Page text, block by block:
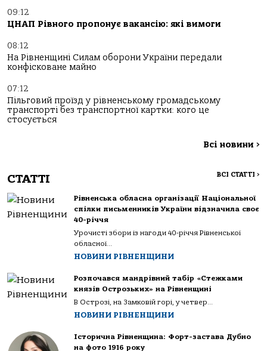
09:12
ЦНАП Рівного пропонує вакансію: які вимоги
08:12
На Рівненщині Силам оборони України передали
конфісковане майно
07:12
Пільговий проїзд у рівненському громадському
транспорті без транспортної картки: кого це
стосується
Всі новини >
СТАТТІ ВСІ СТАТТІ >
Рівненська обласна організації Національної
спілки письменників України відзначила своє
40-річчя
Урочисті збори із нагоди 40-річчя Рівненської
обласної...
НОВИНИ РІВНЕНЩИНИ
Розпочався мандрівний табір «Стежками
князів Острозьких» на Рівненщині
В Острозі, на Замковій горі, у четвер...
НОВИНИ РІВНЕНЩИНИ
Історична Рівненщина: Форт-застава Дубно
на фото 1916 року